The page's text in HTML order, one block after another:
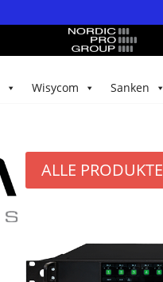
Sanken
Wisycom
ALLE PRODUKTE